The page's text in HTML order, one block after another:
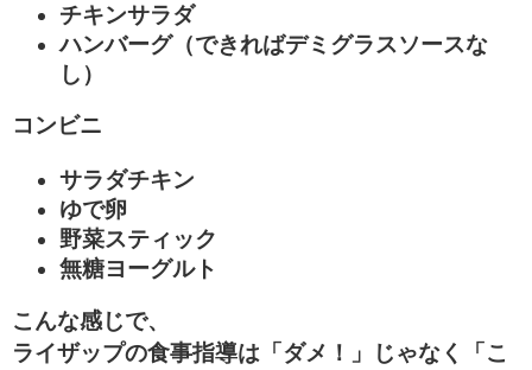
チキンサラダ
ハンバーグ（できればデミグラスソースな
し）
コンビニ
サラダチキン
ゆで卵
野菜スティック
無糖ヨーグルト
こんな感じで、
ライザップの食事指導は「ダメ！」じゃなく「こ